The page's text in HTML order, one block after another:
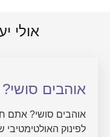
אולי
אוהבים
אוהבים סושי? אתם
לפינוק האולטימטיבי